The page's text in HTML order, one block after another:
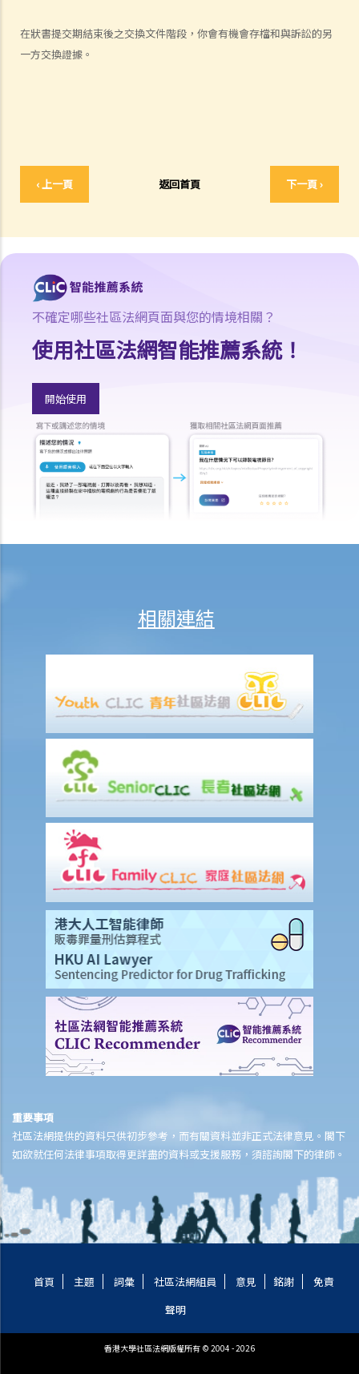
在狀書提交期結束後之交換文件階段，你會有機會存檔和與訴訟的另
一方交換證據。
‹ 上一頁 返回首頁 下一頁 ›
因會導致法院作出不同的命令？
6. 我有時間應付訴訟嗎？
10. 在一般民事訴訟中可以作出甚麼申索？ 未經算定的損害賠償有哪些
例子？ 除了一筆過賠償（經算定或未經算定）外，在民事訴訟中是否還
有其他的申索？
如何展開民事訴訟
1. 勞資審裁處會處理甚麼民事案件？
2. 小額錢債審裁處會處理甚麼民事案件？
3. 區域法院會處理甚麼民事案件？
4. 高等法院原訟法庭會處理甚麼民事案件？
5. 我是否需要聘用律師處理我的案件？若與訟一方是有限公司，情況是
否不同？
1. 法官會否考慮到無律師代表訴訟人在理解法庭程序方面處於不利地
位，而向他們提供法律意見？
2. 我可以請朋友代表我在法庭上發言嗎？
6. 如果精神上無行為能力的人或未成年人要展開訴訟，該怎麼辦？
8. 如果我打算在區域法院或高等法院向某人提出訴訟，我應以傳訊令狀
9. 如何以傳訊令狀展開民事訴訟？
10. 如何以原訴傳票展開民事訴訟？
11. 我能否針對某人展開民事訴訟：(a) 即使該人沒有永久地址？(b) 即使
該人通常居於香港以外地區？(c) 即使該人失踨？(d) 即使該人名字不
12. 甚麼是狀書？ 原告人和被告人在狀書的階段需要送達哪些文件？
13. 草擬一份優秀的狀書的基本原則是甚麼？
14. 如果原告人由於預期被告人提議和解會作出還價而誇大其申索金
額，會有甚麼後果？
15. 我應該在甚麼時候提交有關證據？ 我應該將其有關證據附上於申索
陳述書或原訴傳票上嗎？
如何就民事訴訟作出抗辯
1. 怎樣計算將送達認收書送交法院存檔的14天時限？
2. 作為被告人，我應否就向我展開的訴訟作抗辯？
3. 如果我決定不作出抗辯，該怎麼辦？
4. 如果我決定就案件作出抗辯，該怎麼辦？
5. 如被告人未有提交送達認收書或抗辯書，結果會怎樣？
6. 如被告人提交抗辯書（和反申索書），情況會怎樣？
7. 如果被告人認為他確實拖欠原告人部份款項，可以怎樣做？
8. 我作為民事訴訟中的被告人，但我認為另一方才應該對原告人的申索
負上責任，我應該怎麼辦？
如何就民事案件的審訊作準備
2. 甚麼是交換證人陳述書？
3. 有甚麼關於專家證人的事項需要注意？我應否傳召他們為我作證？
4. 於審訊前，法庭如何就案件的管理給予指示？
5. 關於民事訴訟之進行過程，有甚麼其他一般事項我應注意？
和解協議
A. 根據第 13A號命令縮短法律訴訟的程序 – 簡介和目標
2. 作出承認
B. 「附帶條款和解提議」及「附帶條款付款」
不確定哪些社區法網頁面與您的情境相關？
使用社區法網智能推薦系統！
開始使用
相關連結
重要事項
社區法網提供的資料只供初步參考，而有關資料並非正式法律意見。閣下
如欲就任何法律事項取得更詳盡的資料或支援服務，須諮詢閣下的律師。
首頁 主題 詞彙 社區法網組員 意見 銘謝
免責
聲明
香港大學社區法網版權所有 © 2004 - 2026